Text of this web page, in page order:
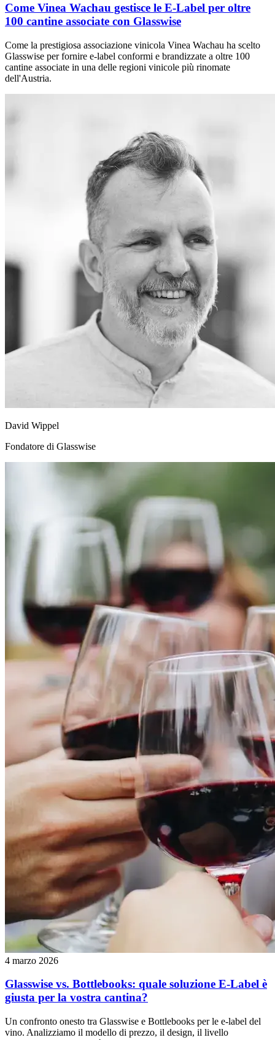
Come Vinea Wachau gestisce le E-Label per oltre
100 cantine associate con Glasswise
Come la prestigiosa associazione vinicola Vinea Wachau ha scelto
Glasswise per fornire e-label conformi e brandizzate a oltre 100
cantine associate in una delle regioni vinicole più rinomate
dell'Austria.
David Wippel
Fondatore di Glasswise
4 marzo 2026
Glasswise vs. Bottlebooks: quale soluzione E-Label è
giusta per la vostra cantina?
Un confronto onesto tra Glasswise e Bottlebooks per le e-label del
vino. Analizziamo il modello di prezzo, il design, il livello